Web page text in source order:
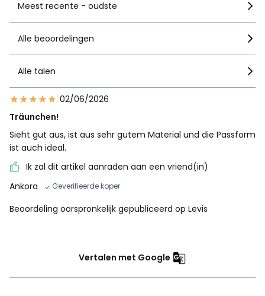
Meest recente - oudste
Alle beoordelingen
Alle talen
02/06/2026
Träunchen!
Sieht gut aus, ist aus sehr gutem Material und die Passform
ist auch ideal.
Ik zal dit artikel aanraden aan een vriend(in)
Ankora
Geverifieerde koper
Beoordeling oorspronkelijk gepubliceerd op Levis
Vertalen met Google